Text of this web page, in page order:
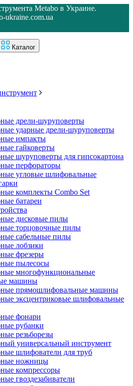
Metabo в Украине.
ukraine.com.ua
Каталог
дрели-шуруповерты
ударные дрели-шуруповерты
импакты
гайковерты
шуруповерты для гипсокартона
перфораторы
угловые шлифовальные
комплекты Combo Set
батареи
дисковые пилы
торцовочные пилы
сабельные пилы
лобзики
фрезеры
пылесосы
многофункциональные
машины
прямошлифовальные машины
эксцентриковые шлифовальные
фонари
рубанки
резьборезы
универсальный инструмент
шлифователи для труб
ножницы
компрессоры
гвоздезабиватели